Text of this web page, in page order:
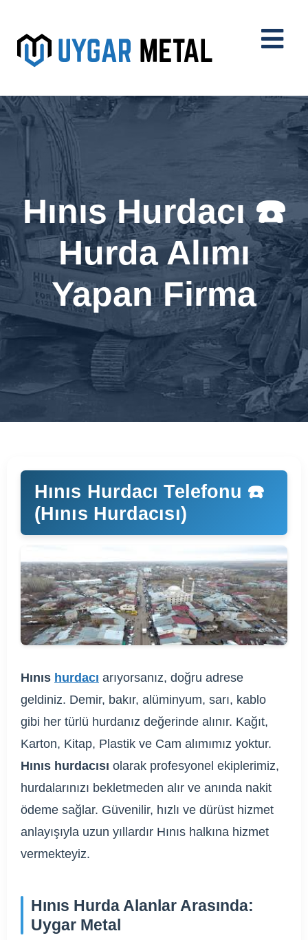
Hınıs Hurdacı ☎️
Hurda Alımı
Yapan Firma
Hınıs Hurdacı Telefonu ☎️
(Hınıs Hurdacısı)
Hınıs hurdacı arıyorsanız, doğru adrese
geldiniz. Demir, bakır, alüminyum, sarı, kablo
gibi her türlü hurdanız değerinde alınır. Kağıt,
Karton, Kitap, Plastik ve Cam alımımız yoktur.
Hınıs hurdacısı olarak profesyonel ekiplerimiz,
hurdalarınızı bekletmeden alır ve anında nakit
ödeme sağlar. Güvenilir, hızlı ve dürüst hizmet
anlayışıyla uzun yıllardır Hınıs halkına hizmet
vermekteyiz.
Hınıs Hurda Alanlar Arasında:
Uygar Metal